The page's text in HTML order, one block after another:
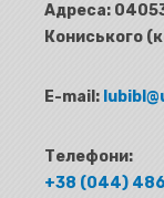
Адреса:
Кониського
E-mail:
Телефони:
+38 (044)